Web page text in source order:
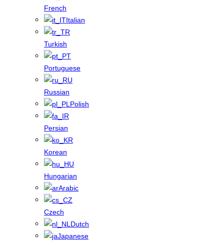
French
Italian
Turkish
Portuguese
Russian
Polish
Persian
Korean
Hungarian
Arabic
Czech
Dutch
Japanese